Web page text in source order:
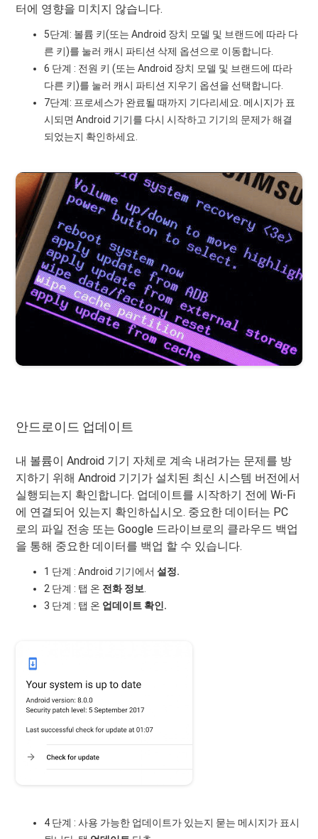
터에 영향을 미치지 않습니다.
5단계: 볼륨 키(또는 Android 장치 모델 및 브랜드에 따라 다
른 키)를 눌러 캐시 파티션 삭제 옵션으로 이동합니다.
6 단계 : 전원 키 (또는 Android 장치 모델 및 브랜드에 따라
다른 키)를 눌러 캐시 파티션 지우기 옵션을 선택합니다.
7단계: 프로세스가 완료될 때까지 기다리세요. 메시지가 표
시되면 Android 기기를 다시 시작하고 기기의 문제가 해결
되었는지 확인하세요.
안드로이드 업데이트
내 볼륨이 Android 기기 자체로 계속 내려가는 문제를 방
지하기 위해 Android 기기가 설치된 최신 시스템 버전에서
실행되는지 확인합니다. 업데이트를 시작하기 전에 Wi-Fi
에 연결되어 있는지 확인하십시오. 중요한 데이터는 PC
로의 파일 전송 또는 Google 드라이브로의 클라우드 백업
을 통해 중요한 데이터를 백업 할 수 있습니다.
1 단계 : Android 기기에서설정.
2 단계 : 탭 온 전화 정보
3 단계 : 탭 온 업데이트 확인.
4 단계 : 사용 가능한 업데이트가 있는지 묻는 메시지가 표시